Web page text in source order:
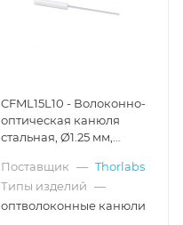
CFML15L10 - Волоконно-
оптическая канюля
стальная, Ø1.25 мм,
0.50 NA, длина волокна:
10 мм, Thorlabs
Поставщик — Thorlabs
Типы изделий —
оптволоконные канюли